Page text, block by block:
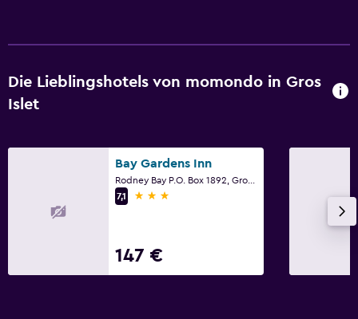
Die Lieblingshotels von momondo in Gros
Islet
Bay Gardens Inn
7,1
3 Sterne
147 €